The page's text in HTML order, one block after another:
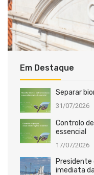
Em Destaque
Separar
31/07/2026
Controlo
essencial
17/07/2026
imediata